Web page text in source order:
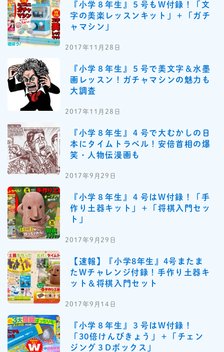
『小学８年生』５号もW付録！「文
字の美楽レッスンキット」＋「ガチ
ャマシン」
2017年11月28日
『小学８年生』５号で美文字＆水墨
画レッスン！ガチャマシンの魅力も
大調査
2017年11月28日
『小学８年生』４号で大むかしの日
本にタイムトラベル！安倍首相の爆
笑・人物伝漫画も
2017年9月29日
『小学８年生』４号はW付録！「手
作り土器キット」＋「将棋入門セッ
ト」
2017年9月29日
【速報】『小学8年生』4号またま
たWチャレンジ付録！手作り土器キ
ット＆将棋入門セット
2017年9月14日
『小学８年生』３号はW付録！
「30倍けんびきょう」＋「チェン
ジング３Dボックス」